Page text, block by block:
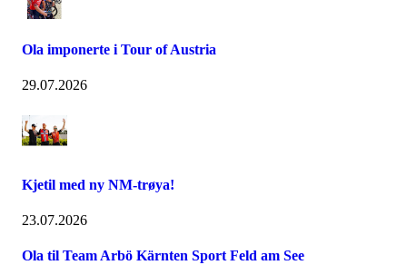
Ola imponerte i Tour of Austria
29.07.2026
Kjetil med ny NM-trøya!
23.07.2026
Ola til Team Arbö Kärnten Sport Feld am See